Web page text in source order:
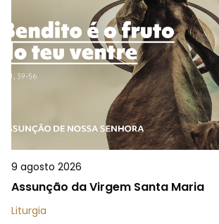
9 agosto 2026
Assunção da Virgem Santa Maria
Liturgia